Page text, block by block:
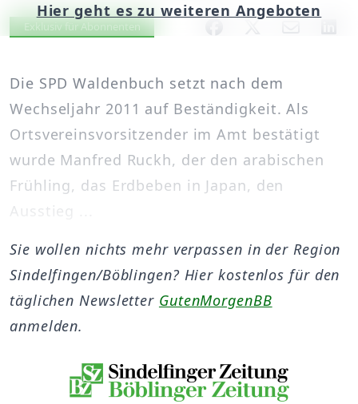
Artikel vorlesen
Exklusiv für Abonnenten
Die SPD Waldenbuch setzt nach dem
Wechseljahr 2011 auf Beständigkeit. Als
Ortsvereinsvorsitzender im Amt bestätigt
wurde Manfred Ruckh, der den arabischen
Frühling, das Erdbeben in Japan, den
Ausstieg ...
Hier geht es zu weiteren Angeboten
Sie wollen nichts mehr verpassen in der Region
Sindelfingen/Böblingen? Hier kostenlos für den
täglichen Newsletter GutenMorgenBB
anmelden.